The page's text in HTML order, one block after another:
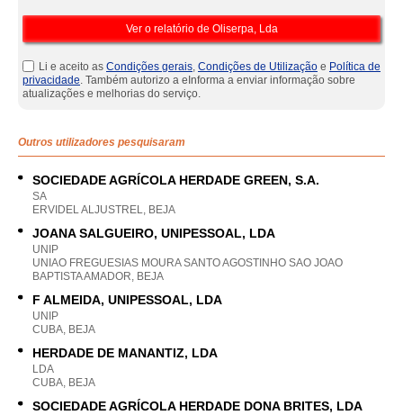
Li e aceito as Condições gerais, Condições de Utilização e Política de
privacidade. Também autorizo a eInforma a enviar informação sobre
atualizações e melhorias do serviço.
Outros utilizadores pesquisaram
SOCIEDADE AGRÍCOLA HERDADE GREEN, S.A.
SA
ERVIDEL ALJUSTREL, BEJA
JOANA SALGUEIRO, UNIPESSOAL, LDA
UNIP
UNIAO FREGUESIAS MOURA SANTO AGOSTINHO SAO JOAO
BAPTISTA AMADOR, BEJA
F ALMEIDA, UNIPESSOAL, LDA
UNIP
CUBA, BEJA
HERDADE DE MANANTIZ, LDA
LDA
CUBA, BEJA
SOCIEDADE AGRÍCOLA HERDADE DONA BRITES, LDA